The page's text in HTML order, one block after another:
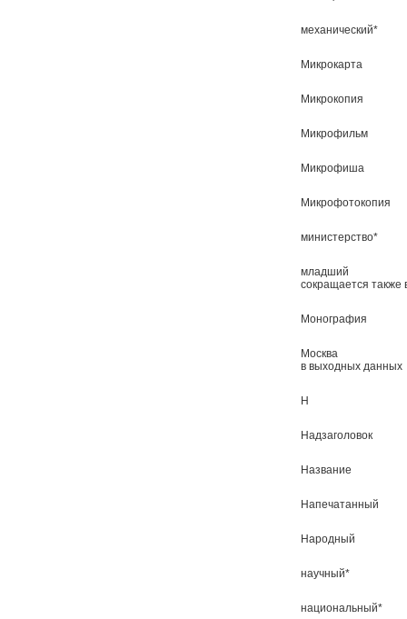
механический*
Микрокарта
Микрокопия
Микрофильм
Микрофиша
Микрофотокопия
министерство*
младший
сокращается также
Монография
Москва
в выходных данных
Н
Надзаголовок
Название
Напечатанный
Народный
научный*
национальный*